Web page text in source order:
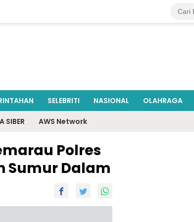
SELEBRITI NASIONAL OLAHRAGA
SIBER AWS Network
Polres
Sumur Dalam